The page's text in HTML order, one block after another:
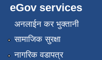
eGov services
अनलाईन कर भुक्तानी
सामाजिक सुरक्षा
नागरिक वडापत्र